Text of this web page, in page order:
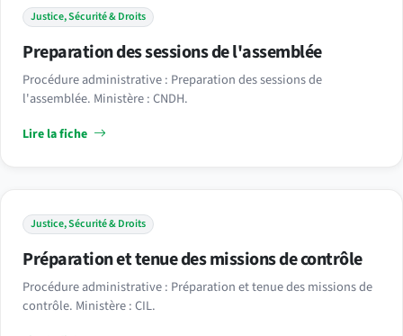
Justice, Sécurité & Droits
Preparation des sessions de l'assemblée
Procédure administrative : Preparation des sessions de
l'assemblée. Ministère : CNDH.
Lire la fiche
Justice, Sécurité & Droits
Préparation et tenue des missions de contrôle
Procédure administrative : Préparation et tenue des missions de
contrôle. Ministère : CIL.